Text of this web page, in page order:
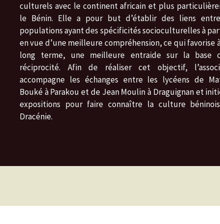
culturels avec le continent africain et plus
le Bénin. Elle a pour but d’établir des liens
populations ayant des spécificités socioculturelles à
en vue d’une meilleure compréhension, ce qui favorise
long terme, une meilleure entraide sur la base
réciprocité. Afin de réaliser cet objectif,
accompagne les échanges entre les lycéens de
Bouké à Parakou et de Jean Moulin à Draguignan et
expositions pour faire connaître la culture
Dracénie.